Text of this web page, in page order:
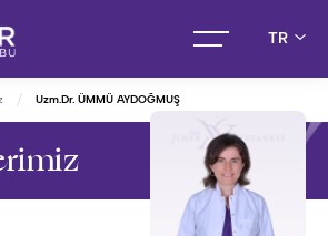
TR
Uzm.Dr. ÜMMÜ AYDOĞMUŞ